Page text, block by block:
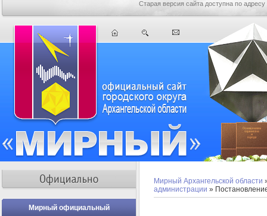
Старая версия сайта доступна по адресу
Мирный официальный
Мирный Архангельской области
администрации »